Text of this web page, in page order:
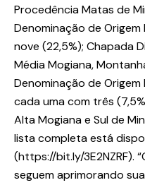
Procedência Matas de
Denominação de
nove (22,5%); Chapada
Média Mogiana,
Denominação de
cada uma com três
Alta Mogiana e Sul de
lista completa está
(https://bit.ly/3E2NZRF).
seguem aprimorando